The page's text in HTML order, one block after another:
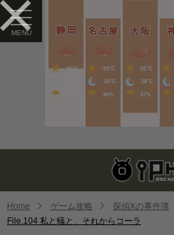
Home ゲーム攻略
探偵Xの事件簿
File.104 私と蟻と、それからコーラ